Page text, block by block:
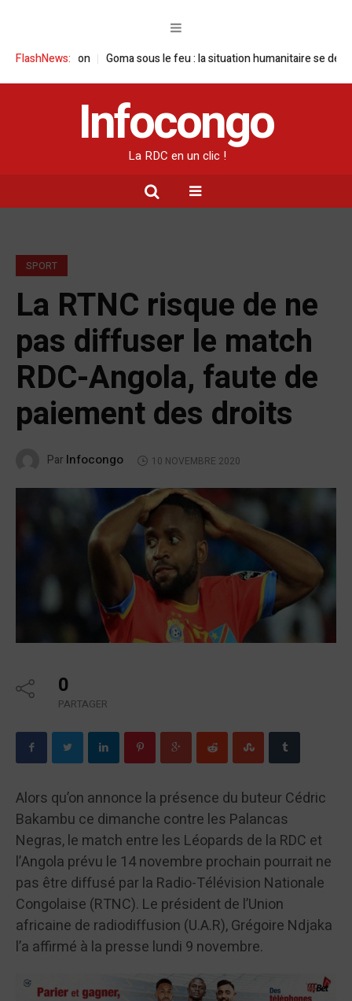
FlashNews:
tension Goma sous le feu : la situation humanitaire se dégrade
Infocongo
La RDC en un clic !
SPORT
La RTNC risque de ne
pas diffuser le match
RDC-Angola, faute de
paiement des droits
Par Infocongo 10 NOVEMBRE 2020
0
PARTAGER
Alors qu’on annonce la présence du buteur Cédric
Bakambu ce dimanche contre les Palancas
Negras, le match entre les Léopards de la RDC et
l’Angola prévu le 14 novembre prochain pourrait ne
pas être diffusé par la Radio-Télévision Nationale
Congolaise (RTNC). Le président de l’Union
africaine de radiodiffusion (U.A.R), Grégoire Ndjaka
l’a affirmé à la presse lundi 9 novembre.